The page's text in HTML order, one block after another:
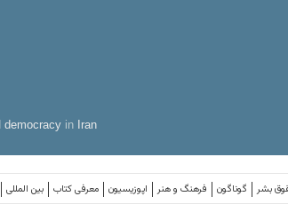
democracy in Iran
بین المللی معرفی کتاب اپوزیسیون فرهنگ و هنر گوناگون بشر